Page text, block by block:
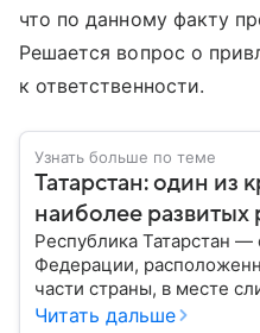
что по данному факту
Решается вопрос о
к ответственности.
Узнать больше по теме
Татарстан: один из
наиболее развитых
Республика Татарстан —
Федерации,
части страны, в месте
Регион считается одним
Читать дальше